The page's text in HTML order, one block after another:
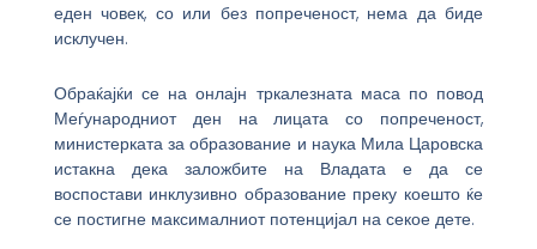
еден човек, со или без попреченост, нема да биде
исклучен.
Обраќајќи се на онлајн тркалезната маса по повод
Меѓународниот ден на лицата со попреченост,
министерката за образование и наука Мила Царовска
истакна дека заложбите на Владата е да се
воспостави инклузивно образование преку коешто ќе
се постигне максималниот потенцијал на секое дете.